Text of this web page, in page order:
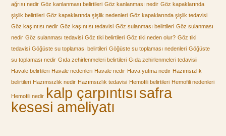
ağrısı nedir Göz kanlanması belirtileri Göz kanlanması nedir Göz kapaklarında
şişlik belirtileri Göz kapaklarında şişlik nedenleri Göz kapaklarında şişlik tedavisi
Göz kaşıntısı nedir Göz kaşıntısı tedavisi Göz sulanması belirtileri Göz sulanması
nedir Göz sulanması tedavisi Göz tiki belirtileri Göz tiki neden olur? Göz tiki
tedavisi Göğüste su toplaması belirtileri Göğüste su toplaması nedenleri Göğüste
su toplaması nedir Gıda zehirlenmeleri belirtileri Gıda zehirlenmeleri tedavisii
Havale belirtileri Havale nedenleri Havale nedir Hava yutma nedir Hazımsızlık
belirtileri Hazımsızlık nedir Hazımsızlık tedavisi Hemofili belirtileri Hemofili nedenleri
Hemofili nedir kalp çarpıntısı safra
kesesi ameliyatı